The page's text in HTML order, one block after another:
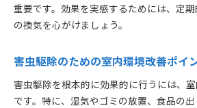
重要です。効果を実感するためには、定
の換気を心がけましょう。
害虫駆除のための室内環境改善ポイ
害虫駆除を根本的に効果的に行うには、
です。特に、湿気やゴミの放置、食品の